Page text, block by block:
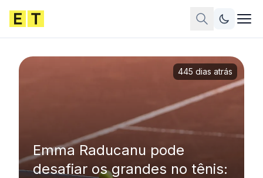
Emma Raducanu pode
desafiar os grandes no tênis:
445 dias atrás